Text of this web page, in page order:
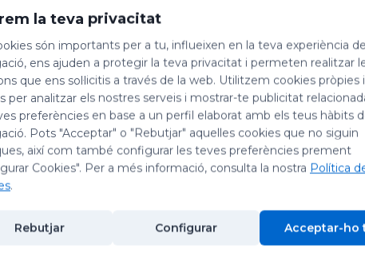
Santa Teresa
i sant Romà
Avui, dia 9 d’agost, celebrem la festivitat de
sant Maurili, bisbe; i la de sant Romà, màrtir.
Santa Teresa Benedeta de la Creu (Edith
Edith Stein nasqué el 1891 a Breslau (llavors
si d’una família jueva. Visqué durant
amb Edmund Husserl i Max Scheler. Fou
infatigable de la veritat, caigué a les seves mans
la teva privacitat
són importants per a tu, influeixen en la teva experiència de
ens ajuden a protegir la teva privacitat i permeten realitzar
que ens sol·licitis a través de la web. Utilitzem cookies pròpies
per analitzar els nostres serveis i mostrar-te publicitat
preferències en base a un perfil elaborat amb els teus hàbits
Pots "Acceptar" o "Rebutjar" aquelles cookies que no siguin
així com també configurar les teves preferències prement
Cookies". Per a més informació, consulta la nostra Política
.
Rebutjar Configurar Acceptar-ho